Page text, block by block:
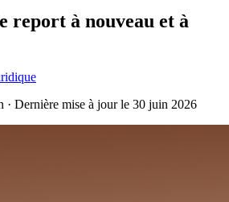
report à nouveau et à
· Dernière mise à jour le 30 juin 2026